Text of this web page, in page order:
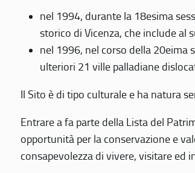
nel 1994, durante la 18esima
storico di Vicenza, che include al
nel 1996, nel corso della 20eima
ulteriori 21 ville palladiane
Il Sito è di tipo culturale e ha natura
Entrare a fa parte della Lista del
opportunità per la conservazione e
consapevolezza di vivere, visitare